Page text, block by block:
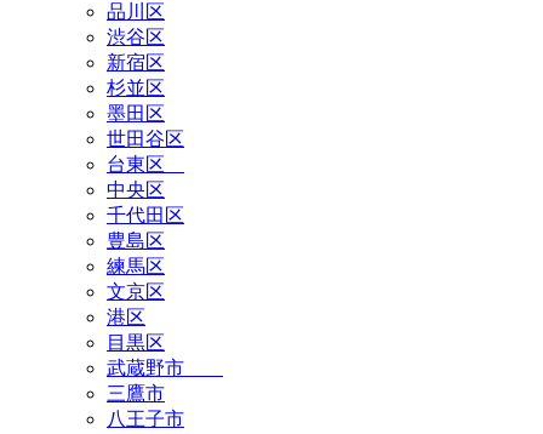
品川区
渋谷区
新宿区
杉並区
墨田区
世田谷区
台東区
中央区
千代田区
豊島区
練馬区
文京区
港区
目黒区
武蔵野市
三鷹市
八王子市